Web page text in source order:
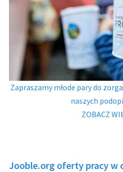
Zapraszamy młode pary do
naszych
ZOBACZ
Jooble.org oferty pracy w